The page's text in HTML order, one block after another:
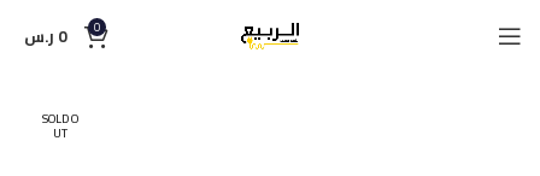
0
0 ر.س
SOLD O
UT